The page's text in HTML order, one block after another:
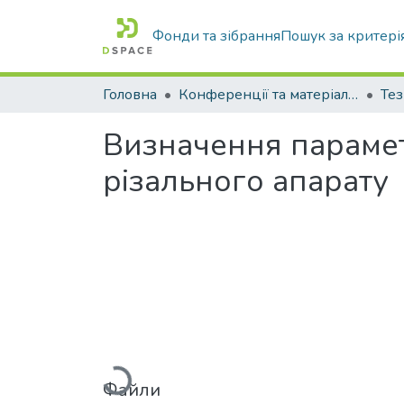
Фонди та зібранняПошук за
Головна Конференції та матеріали конференцій
Визначення
різального апарату
Вантажиться...
Файли